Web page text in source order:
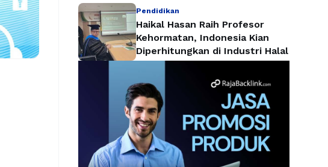
Pendidikan
Haikal Hasan Raih Profesor
Kehormatan, Indonesia Kian
Diperhitungkan di Industri Halal